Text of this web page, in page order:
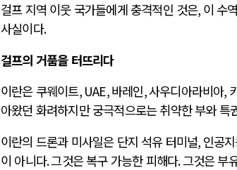
걸프 지역 이웃 국가들에게 충격적인 것은, 이 수
사실이다.
걸프의 거품을 터뜨리다
이란은 쿠웨이트, UAE,바레인,사우디아라비아,
아왔던 화려하지만 궁극적으로는 취약한 부와 특
이란의 드론과 미사일은 단지 석유 터미널, 인공
이 아니다.그것은 복구 가능한 피해다.그것은 부